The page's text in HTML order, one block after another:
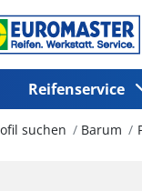
Reifenservice
suchen Barum